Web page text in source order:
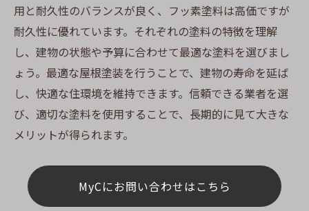
用と耐久性のバランスが良く、フッ素塗料は高価ですが
耐久性に優れています。それぞれの塗料の特徴を理解
し、建物の状態や予算に合わせて最適な塗料を選びまし
ょう。最適な屋根塗装を行うことで、建物の寿命を延ば
し、快適な住環境を維持できます。信頼できる業者を選
び、適切な塗料を使用することで、長期的に見て大きな
メリットが得られます。
MyCにお問い合わせはこちら